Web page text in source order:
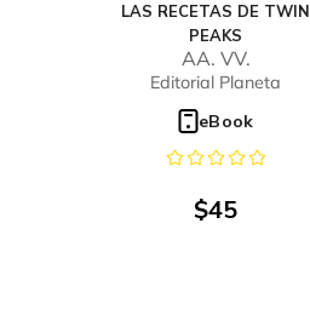
LAS RECETAS DE TWIN
PEAKS
AA. VV.
Editorial Planeta
eBook
$45